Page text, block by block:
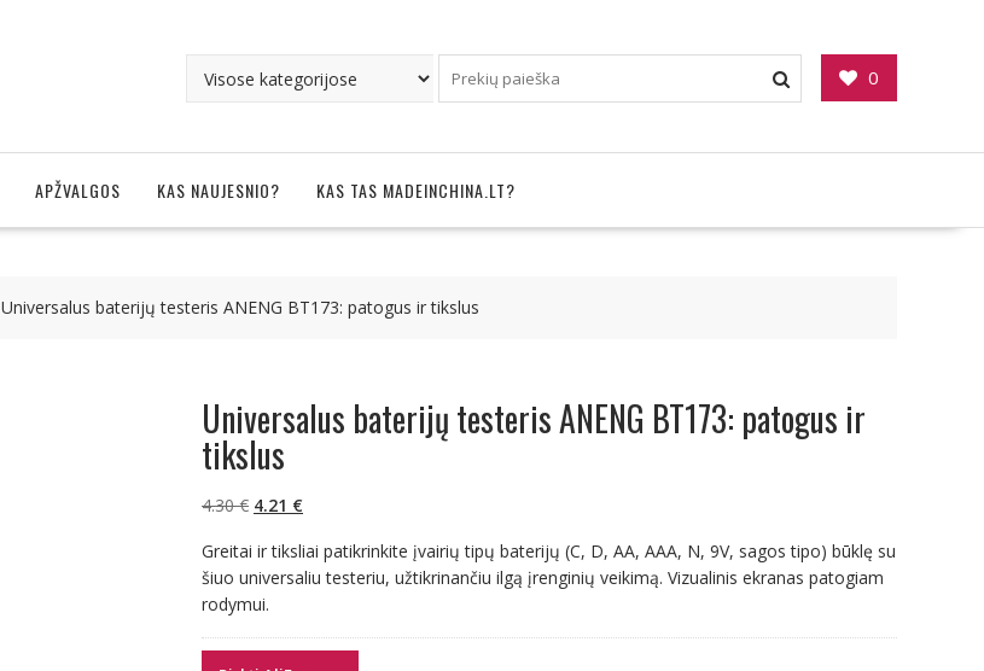
0
APŽVALGOS KAS NAUJESNIO? KAS TAS MADEINCHINA.LT?
Universalus baterijų testeris ANENG BT173: patogus ir tikslus
Universalus baterijų testeris ANENG BT173: patogus ir
tikslus
4.30€ Original
was:
4.30 €.
4.21 €Current
is:
4.21 €.
Greitai ir tiksliai patikrinkite įvairių tipų baterijų (C, D, AA, AAA, N, 9V, sagos tipo) būklę su
šiuo universaliu testeriu, užtikrinančiu ilgą įrenginių veikimą. Vizualinis ekranas patogiam
rodymui.